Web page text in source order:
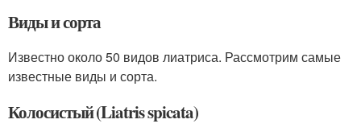
Виды и сорта
Известно около 50 видов лиатриса. Рассмотрим самые
известные виды и сорта.
Колосистый (Liatris spicata)